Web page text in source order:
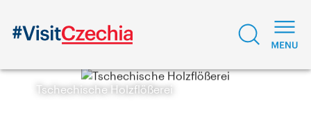
Tschechische Holzflößerei